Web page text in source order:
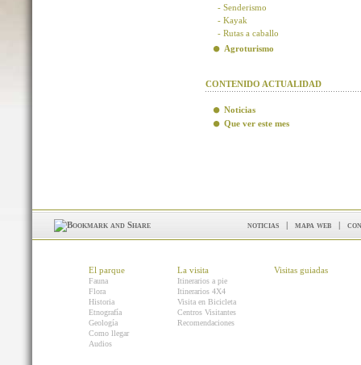
- Senderismo
- Kayak
- Rutas a caballo
Agroturismo
CONTENIDO ACTUALIDAD
Noticias
Que ver este mes
noticias | mapa web |
El parque
Fauna
Flora
Historia
Etnografía
Geología
Como llegar
Audios
La visita
Itinerarios a pie
Itinerarios 4X4
Visita en Bicicleta
Centros Visitantes
Recomendaciones
Visitas guiadas